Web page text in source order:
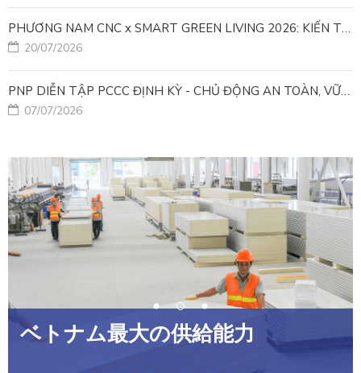
PHƯƠNG NAM CNC x SMART GREEN LIVING 2026: KIẾN TẠO ĐÔ THỊ XANH TỪ NHỮNG GIẢI PHÁP FACADE
20/07/2026
PNP DIỄN TẬP PCCC ĐỊNH KỲ - CHỦ ĐỘNG AN TOÀN, VỮNG VÀNG VẬN HÀNH
07/07/2026
ベトナム最大の供給能力